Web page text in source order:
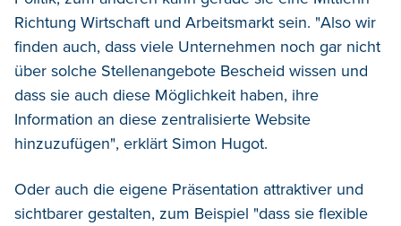
Richtung Wirtschaft und Arbeitsmarkt sein. "Also wir
finden auch, dass viele Unternehmen noch gar nicht
über solche Stellenangebote Bescheid wissen und
dass sie auch diese Möglichkeit haben, ihre
Information an diese zentralisierte Website
hinzuzufügen", erklärt Simon Hugot.
Oder auch die eigene Präsentation attraktiver und
sichtbarer gestalten, zum Beispiel "dass sie flexible